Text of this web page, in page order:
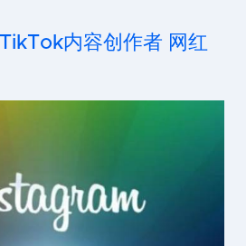
内容创作者 网红